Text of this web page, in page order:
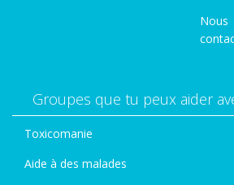
Nous
Groupes que tu peux aider
Toxicomanie
Aide à des malades